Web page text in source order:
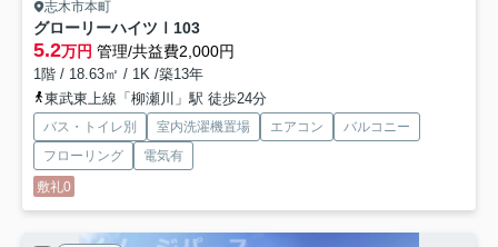
志木市本町
グローリーハイツⅠ 103
5.2万円 管理/共益費2,000円
1階 / 18.63㎡ / 1K /築13年
東武東上線「柳瀬川」駅 徒歩24分
バス・トイレ別 室内洗濯機置場 エアコン
バルコニー
フローリング
電気有
敷礼0